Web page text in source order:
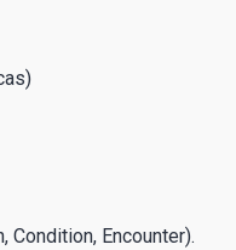
Condition, Encounter).